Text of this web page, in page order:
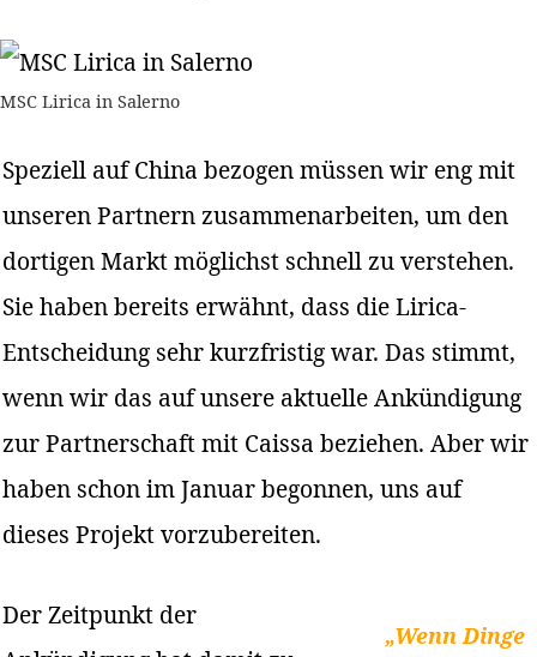
MSC Lirica in Salerno
Speziell auf China bezogen müssen wir eng mit
unseren Partnern zusammenarbeiten, um den
dortigen Markt möglichst schnell zu verstehen.
Sie haben bereits erwähnt, dass die Lirica-
Entscheidung sehr kurzfristig war. Das stimmt,
wenn wir das auf unsere aktuelle Ankündigung
zur Partnerschaft mit Caissa beziehen. Aber wir
haben schon im Januar begonnen, uns auf
dieses Projekt vorzubereiten.
„Wenn Dinge
Der Zeitpunkt der